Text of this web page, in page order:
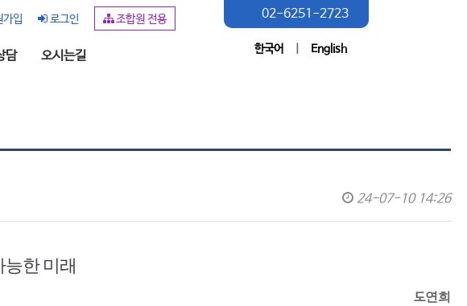
담 오시는길
입 로그인 조합원 전용 02-6251-2723
한국어 English
24-07-10 14:26
한 미래
도연희